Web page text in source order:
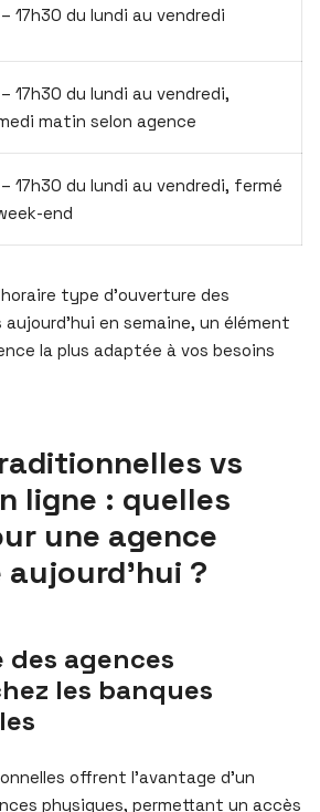
17h30 du lundi au vendredi
17h30 du lundi au vendredi,
matin selon agence
17h30 du lundi au vendredi, fermé
end
type d’ouverture des
en semaine, un élément
la plus adaptée à vos besoins
vs
ligne : quelles
une agence
?
agences
les banques
offrent l’avantage d’un
physiques, permettant un accès